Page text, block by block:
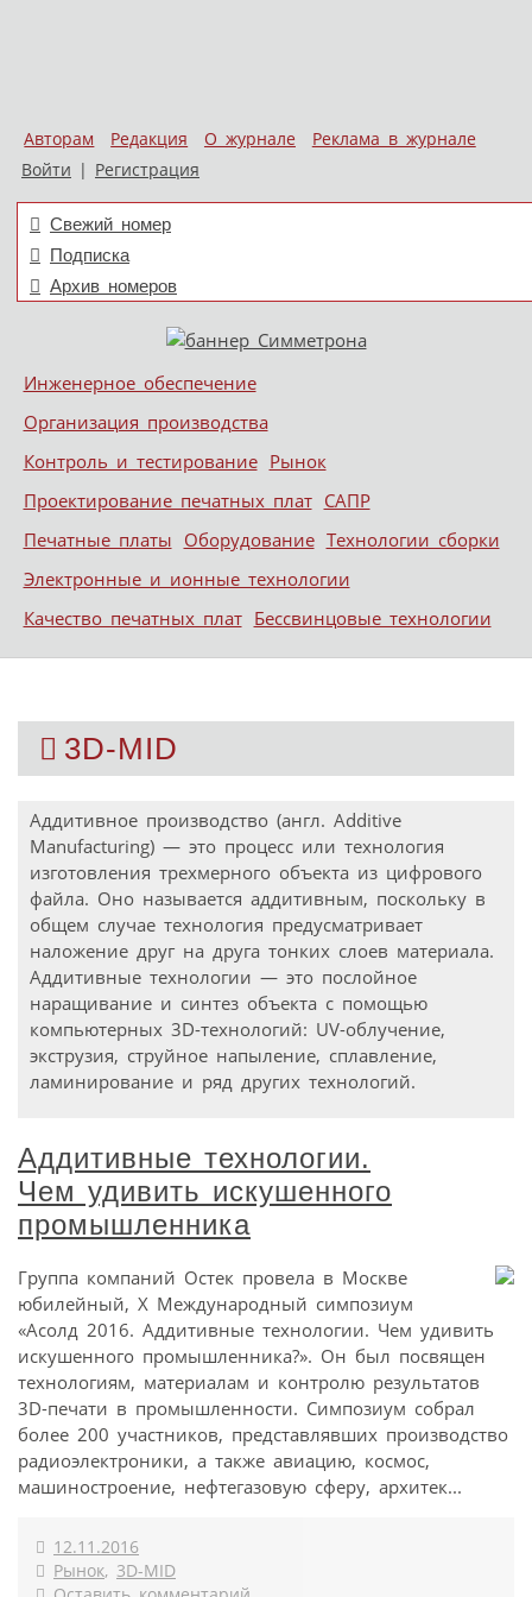
Авторам Редакция О журнале
Реклама в журнале
Войти | Регистрация
Свежий номер
Подписка
Архив номеров
Меню
Skip to content
Инженерное обеспечение
Организация производства
Контроль и тестирование Рынок
Проектирование печатных плат САПР
Печатные платы Оборудование Технологии сборки
Электронные и ионные технологии
Качество печатных плат Бессвинцовые технологии
3D-MID
Аддитивное производство (англ. Additive
Manufacturing) — это процесс или технология
изготовления трехмерного объекта из цифрового
файла. Оно называется аддитивным, поскольку в
общем случае технология предусматривает
наложение друг на друга тонких слоев материала.
Аддитивные технологии — это послойное
наращивание и синтез объекта с помощью
компьютерных 3D-технологий: UV-облучение,
экструзия, струйное напыление, сплавление,
ламинирование и ряд других технологий.
Аддитивные технологии.
Чем удивить искушенного
промышленника
Группа компаний Остек провела в Москве
юбилейный, Х Международный симпозиум
«Асолд 2016. Аддитивные технологии. Чем удивить
искушенного промышленника?». Он был посвящен
технологиям, материалам и контролю результатов
3D-печати в промышленности. Симпозиум собрал
более 200 участников, представлявших производство
радиоэлектроники, а также авиацию, космос,
машиностроение, нефтегазовую сферу, архитек...
12.11.2016
Рынок, 3D-MID